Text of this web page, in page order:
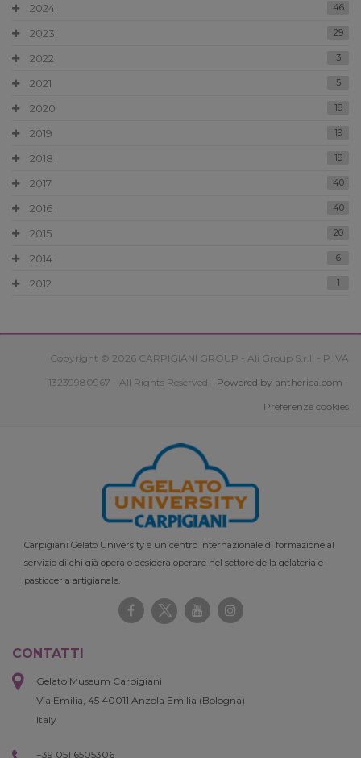
2024 46
2023 29
2022 3
2021 5
2020 18
2019 19
2018 18
2017 40
2016 40
2015 20
2014 6
2012 1
Copyright © 2026 CARPIGIANI GROUP - Ali Group S.r.l. - P.IVA
13239980967 - All Rights Reserved - Powered by antherica.com -
Preferenze cookies
Carpigiani Gelato University è un centro internazionale di formazione al
servizio di chi già opera o desidera operare nel settore della gelateria e
pasticceria artigianale.
CONTATTI
Gelato Museum Carpigiani
Via Emilia, 45 40011 Anzola Emilia (Bologna)
Italy
+39 051 6505306